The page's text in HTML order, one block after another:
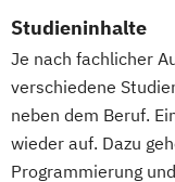
Product
UX &
Professional
Studieninhalte
Je nach fachlicher
verschiedene
neben dem Beruf.
wieder auf. Dazu
Programmierung